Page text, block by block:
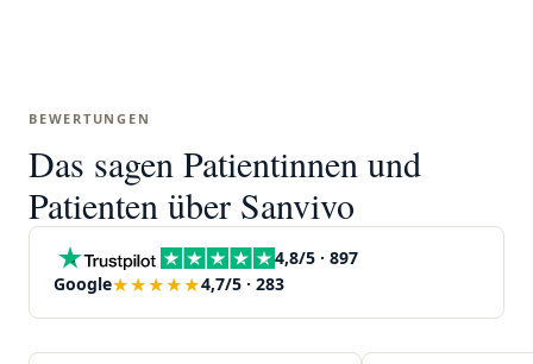
BEWERTUNGEN
Das sagen Patientinnen und
Patienten über Sanvivo
4,8/5 · 897
Google★★★★★4,7/5 · 283